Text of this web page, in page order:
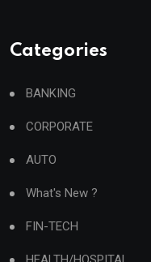
Categories
BANKING
CORPORATE
AUTO
What's New ?
FIN-TECH